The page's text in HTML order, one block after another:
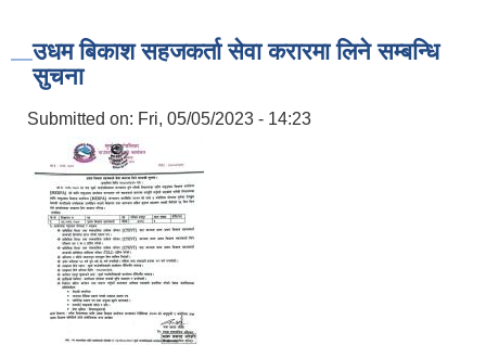
उधम बिकाश सहजकर्ता सेवा करारमा लिने सम्बन्धि
सुचना
Submitted on: Fri, 05/05/2023 - 14:23